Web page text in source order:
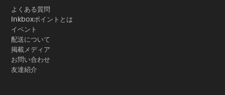
よくある質問
Inkboxポイントとは
イベント
配送について
掲載メディア
お問い合わせ
友達紹介